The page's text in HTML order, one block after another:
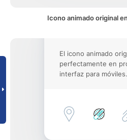
Icono animado original
El icono animado
perfectamente en
interfaz para móviles.